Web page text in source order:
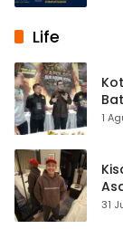
Life
1
31